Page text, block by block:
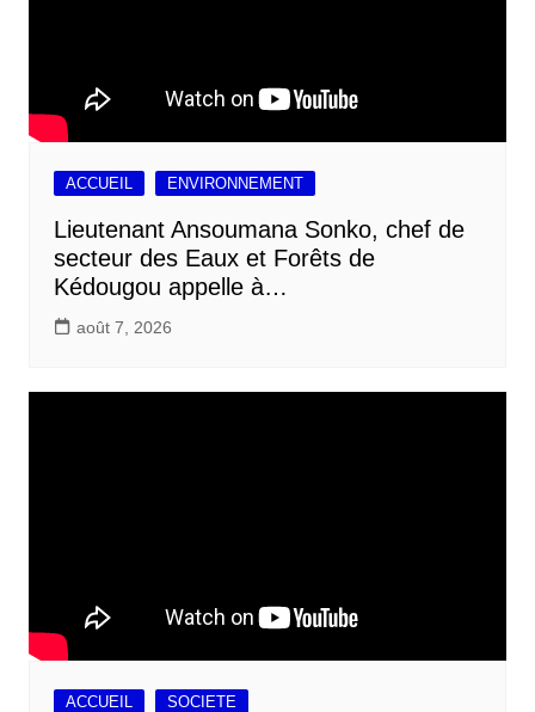
ACCUEIL ENVIRONNEMENT
Lieutenant Ansoumana Sonko, chef de
secteur des Eaux et Forêts de
Kédougou appelle à…
août 7, 2026
ACCUEIL SOCIETE